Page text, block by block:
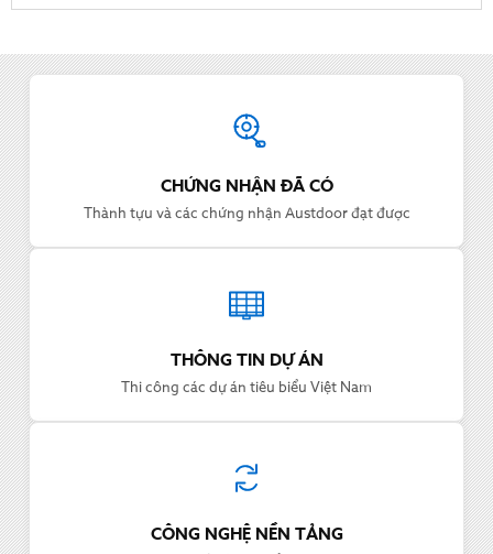
Thông tin Austdoor
CHỨNG NHẬN ĐÃ CÓ
Thành tựu và các chứng nhận Austdoor đạt được
THÔNG TIN DỰ ÁN
Thi công các dự án tiêu biểu Việt Nam
CÔNG NGHỆ NỀN TẢNG